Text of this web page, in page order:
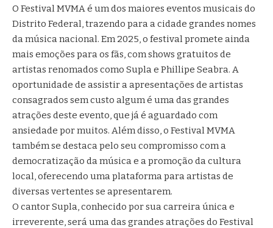
O Festival MVMA é um dos maiores eventos musicais do
Distrito Federal, trazendo para a cidade grandes nomes
da música nacional. Em 2025, o festival promete ainda
mais emoções para os fãs, com shows gratuitos de
artistas renomados como Supla e Phillipe Seabra. A
oportunidade de assistir a apresentações de artistas
consagrados sem custo algum é uma das grandes
atrações deste evento, que já é aguardado com
ansiedade por muitos. Além disso, o Festival MVMA
também se destaca pelo seu compromisso com a
democratização da música e a promoção da cultura
local, oferecendo uma plataforma para artistas de
diversas vertentes se apresentarem.
O cantor Supla, conhecido por sua carreira única e
irreverente, será uma das grandes atrações do Festival